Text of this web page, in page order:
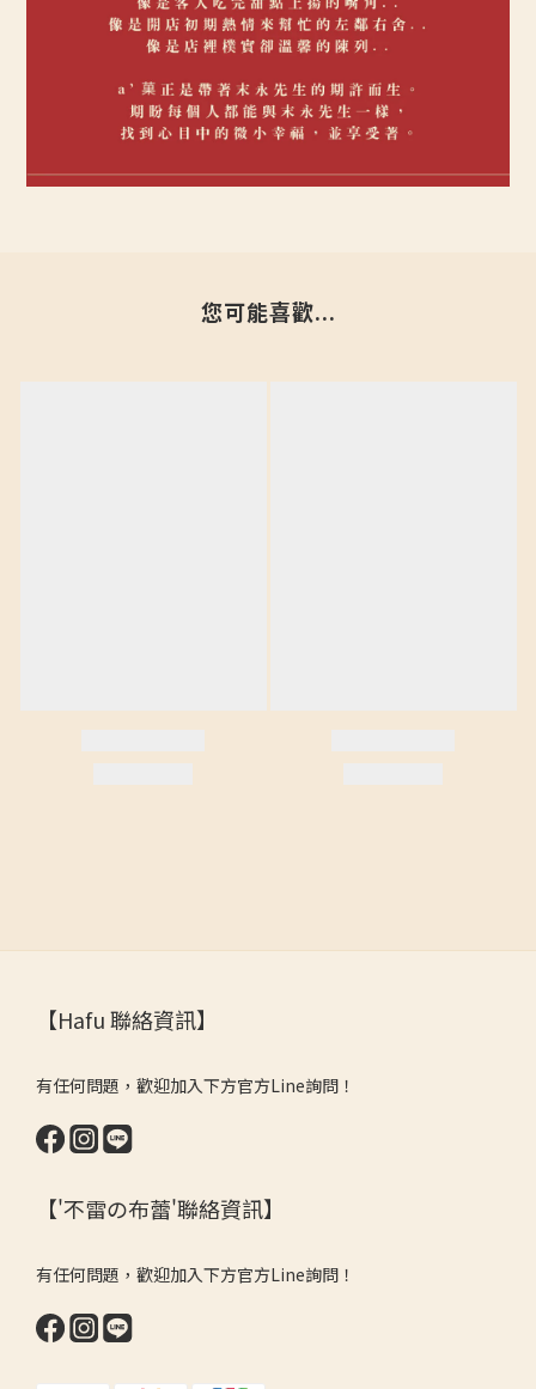
您可能喜歡...
【Hafu 聯絡資訊】
有任何問題，歡迎加入下方官方Line詢問！
【'不雷の布蕾'聯絡資訊】
有任何問題，歡迎加入下方官方Line詢問！